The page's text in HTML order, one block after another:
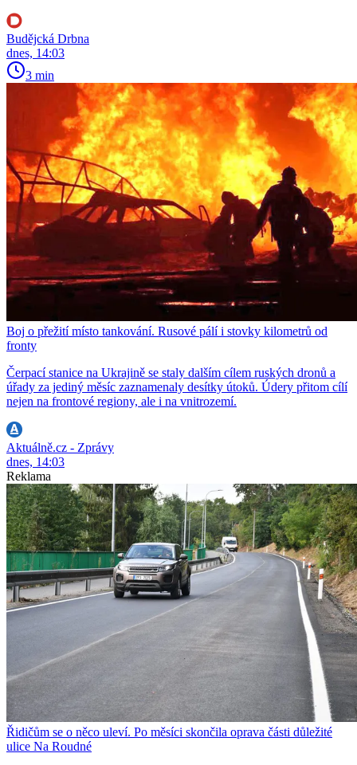
Budějcká Drbna
dnes, 14:03
3 min
Boj o přežití místo tankování. Rusové pálí i stovky kilometrů od
fronty
Čerpací stanice na Ukrajině se staly dalším cílem ruských dronů a
úřady za jediný měsíc zaznamenaly desítky útoků. Údery přitom cílí
nejen na frontové regiony, ale i na vnitrozemí.
Aktuálně.cz - Zprávy
dnes, 14:03
Reklama
Řidičům se o něco uleví. Po měsíci skončila oprava části důležité
ulice Na Roudné